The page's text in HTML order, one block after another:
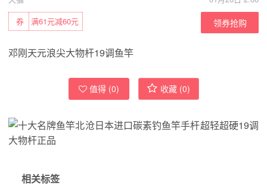
满61元减60元
券 领券抢购
邓刚天元浪尖大物杆19调鱼竿
值得 (0) 收藏 (0)
相关标签